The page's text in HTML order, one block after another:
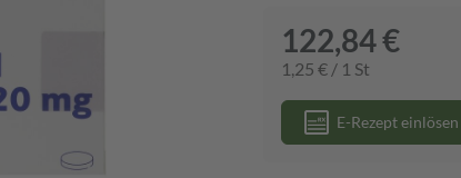
122,84 €
1,25 € / 1 St
E-Rezept einlösen